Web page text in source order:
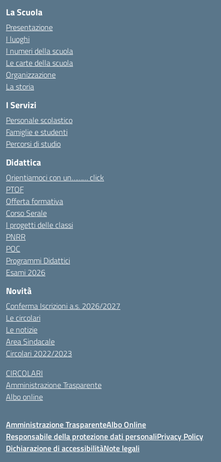
La Scuola
Presentazione
I luoghi
I numeri della scuola
Le carte della scuola
Organizzazione
La storia
I Servizi
Personale scolastico
Famiglie e studenti
Percorsi di studio
Didattica
Orientiamoci con un……… click
PTOF
Offerta formativa
Corso Serale
I progetti delle classi
PNRR
POC
Programmi Didattici
Esami 2026
Novità
Conferma Iscrizioni a.s. 2026/2027
Le circolari
Le notizie
Area Sindacale
Circolari 2022/2023
CIRCOLARI
Amministrazione Trasparente
Albo online
Amministrazione TrasparenteAlbo Online
Responsabile della protezione dati personaliPrivacy Policy
Dichiarazione di accessibilitàNote legali